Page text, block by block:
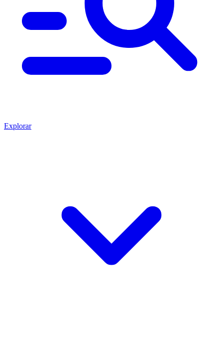
Explorar